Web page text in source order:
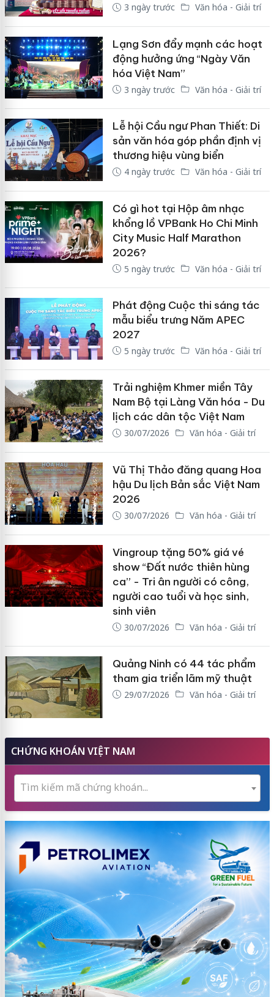
3 ngày trước Văn hóa - Giải trí
Lạng Sơn đẩy mạnh các hoạt
động hưởng ứng “Ngày Văn
hóa Việt Nam”
3 ngày trước Văn hóa - Giải trí
Lễ hội Cầu ngư Phan Thiết: Di
sản văn hóa góp phần định vị
thương hiệu vùng biển
4 ngày trước Văn hóa - Giải trí
Có gì hot tại Hộp âm nhạc
khổng lồ VPBank Ho Chi Minh
City Music Half Marathon
2026?
5 ngày trước Văn hóa - Giải trí
Phát động Cuộc thi sáng tác
mẫu biểu trưng Năm APEC
2027
5 ngày trước Văn hóa - Giải trí
Trải nghiệm Khmer miền Tây
Nam Bộ tại Làng Văn hóa - Du
lịch các dân tộc Việt Nam
30/07/2026 Văn hóa - Giải trí
Vũ Thị Thảo đăng quang Hoa
hậu Du lịch Bản sắc Việt Nam
2026
30/07/2026 Văn hóa - Giải trí
Vingroup tặng 50% giá vé
show “Đất nước thiên hùng
ca” - Tri ân người có công,
người cao tuổi và học sinh,
sinh viên
30/07/2026 Văn hóa - Giải trí
Quảng Ninh có 44 tác phẩm
tham gia triển lãm mỹ thuật
29/07/2026 Văn hóa - Giải trí
CHỨNG KHOÁN VIỆT NAM
Tìm kiếm mã chứng khoán...